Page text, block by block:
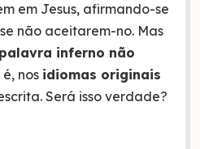
em Jesus, afirmando-se
não aceitarem-no. Mas
inferno não
é, nos idiomas originais
Será isso verdade?